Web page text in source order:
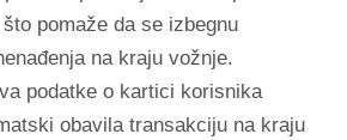
pomaže da se izbegnu
na kraju vožnje.
podatke o kartici korisnika
obavila transakciju na kraju